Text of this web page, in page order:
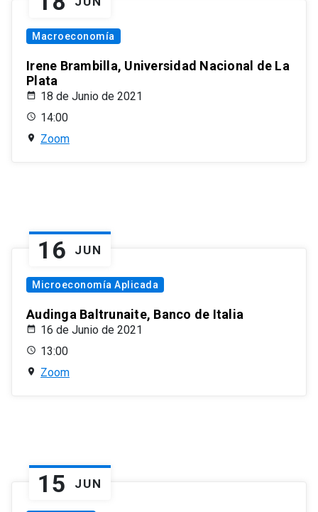
Macroeconomía
Irene Brambilla, Universidad Nacional de La
Plata
18 de Junio de 2021
14:00
Zoom
16 JUN
Microeconomía Aplicada
Audinga Baltrunaite, Banco de Italia
16 de Junio de 2021
13:00
Zoom
15 JUN